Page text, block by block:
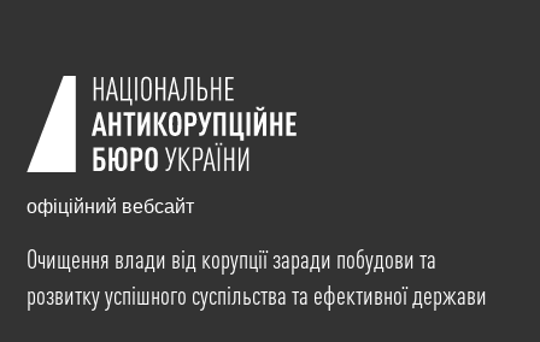
офіційний вебсайт
Очищення влади від корупції заради побудови та
розвитку успішного суспільства та ефективної держави